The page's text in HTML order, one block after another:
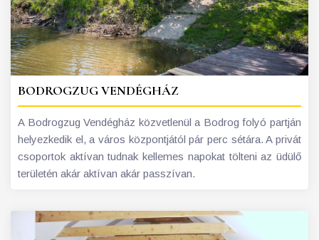
BODROGZUG VENDÉGHÁZ
A Bodrogzug Vendégház közvetlenül a Bodrog folyó partján
helyezkedik el, a város központjától pár perc sétára. A privát
csoportok aktívan tudnak kellemes napokat tölteni az üdülő
területén akár aktívan akár passzívan.